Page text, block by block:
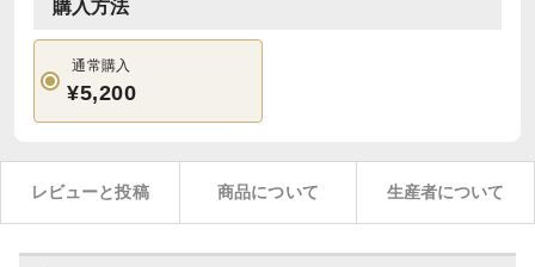
購入方法
通常購入
¥5,200
レビューと投稿 商品について 生産者について